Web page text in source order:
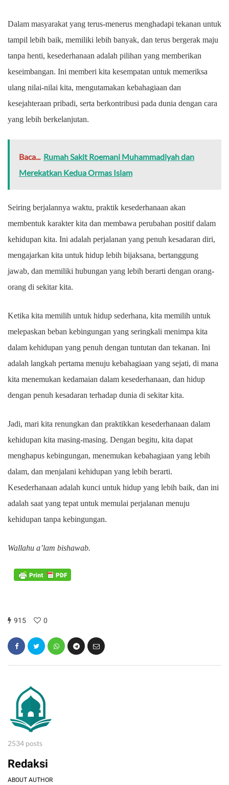
Dalam masyarakat yang terus-menerus menghadapi tekanan untuk
tampil lebih baik, memiliki lebih banyak, dan terus bergerak maju
tanpa henti, kesederhanaan adalah pilihan yang memberikan
keseimbangan. Ini memberi kita kesempatan untuk memeriksa
ulang nilai-nilai kita, mengutamakan kebahagiaan dan
kesejahteraan pribadi, serta berkontribusi pada dunia dengan cara
yang lebih berkelanjutan.
Baca... Rumah Sakit Roemani Muhammadiyah dan
Merekatkan Kedua Ormas Islam
Seiring berjalannya waktu, praktik kesederhanaan akan
membentuk karakter kita dan membawa perubahan positif dalam
kehidupan kita. Ini adalah perjalanan yang penuh kesadaran diri,
mengajarkan kita untuk hidup lebih bijaksana, bertanggung
jawab, dan memiliki hubungan yang lebih berarti dengan orang-
orang di sekitar kita.
Ketika kita memilih untuk hidup sederhana, kita memilih untuk
melepaskan beban kebingungan yang seringkali menimpa kita
dalam kehidupan yang penuh dengan tuntutan dan tekanan. Ini
adalah langkah pertama menuju kebahagiaan yang sejati, di mana
kita menemukan kedamaian dalam kesederhanaan, dan hidup
dengan penuh kesadaran terhadap dunia di sekitar kita.
Jadi, mari kita renungkan dan praktikkan kesederhanaan dalam
kehidupan kita masing-masing. Dengan begitu, kita dapat
menghapus kebingungan, menemukan kebahagiaan yang lebih
dalam, dan menjalani kehidupan yang lebih berarti.
Kesederhanaan adalah kunci untuk hidup yang lebih baik, dan ini
adalah saat yang tepat untuk memulai perjalanan menuju
kehidupan tanpa kebingungan.
Wallahu a’lam bishawab.
915 0
2534 posts
Redaksi
ABOUT AUTHOR